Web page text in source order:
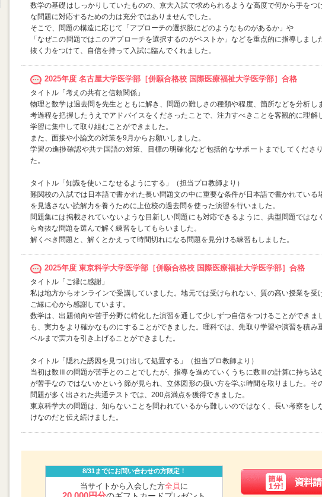
数学の基礎はしっかりしていたものの、京大入試で求められるような高度で何から手をつ
な問題に対応するための力は充分ではありませんでした。
そこで、問題の構造に応じて「アプローチの選択肢にどのようなものがあるか」や
「なぜこの問題ではこのアプローチを選択するのがベストか」などを重点的に指導しまし
抜く力をつけて、自信を持って入試に臨んでくれました。
2025年度 名古屋大学医学部［併願合格校 国際医療福祉大学医学部］合格
タイトル「考えの共有と信頼関係」
物理と数学は過去問を先生とともに解き、問題の難しさの種類や程度、箇所などを分析し
考過程を把握したうえでアドバイスをくださったことで、注力すべきことを客観的に理解
学習に集中して取り組むことができました。
また、面接や小論文の対策を9月からお願いしました。
学習の進捗確認や共テ国語の対策、目標の明確化など包括的なサポートまでしてくださ
た。
タイトル「知識を使いこなせるようにする」（担当プロ教師より）
難関校の入試では日本語で書かれた長い問題文の中に重要な条件が日本語で書かれている
を見逃さない読解力を養うために上位校の過去問を使った演習を行いました。
問題集には掲載されていないような目新しい問題にも対応できるように、典型問題ではな
ら奇抜な問題を選んで解く練習をしてもらいました。
解くべき問題と、解くとかえって時間切れになる問題を見分ける練習もしました。
2025年度 東京科学大学医学部［併願合格校 国際医療福祉大学医学部］合格
タイトル「ご縁に感謝」
私は地方からオンラインで受講していました。地元では受けられない、質の高い授業を受
ご縁に心から感謝しています。
数学は、出題傾向や苦手分野に特化した演習を通して少しずつ自信をつけることができま
も、実力をより確かなものにすることができました。理科では、先取り学習や演習を積み
ベルまで実力を引き上げることができました。
タイトル「隠れた誘因を見つけ出して処置する」（担当プロ教師より）
当初は数Ⅲの問題が苦手とのことでしたが、指導を進めていくうちに数Ⅲの計算に持ち込
が苦手なのではないかという節が見られ、立体図形の扱い方を学ぶ時間を取りました。そ
問題が多く出された共通テストでは、200点満点を獲得できました。
東京科学大の問題は、知らないことを問われているから難しいのではなく、長い考察をし
けなのだと伝え続けました。
8/31までにお問い合わせの方限定！
当サイトから入会した方全員 に